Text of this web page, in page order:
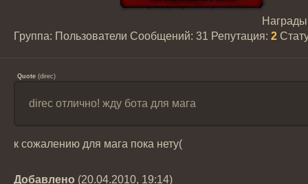
Группа: Пользователи Сообщений: 31 Репутация: 2
Quote (direc)
direc отлично! жду бота для мага
к сожалению для мага пока нету(
Добавлено (20.04.2010, 19:14)